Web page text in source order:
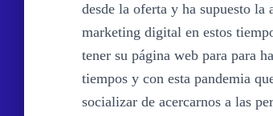
desde la oferta y ha supuesto
marketing digital en estos
tener su página web para para
tiempos y con esta pandemia
socializar de acercarnos a las